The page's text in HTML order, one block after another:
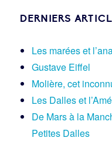
DERNIERS
Les marées et
Gustave Eiffel
Molière, cet
Les Dalles et
De Mars à la
Petites Dalles